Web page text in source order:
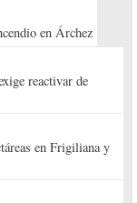
en Árchez
reactivar de
en Frigiliana y